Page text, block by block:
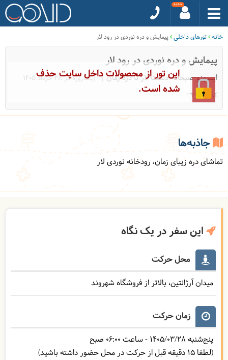
خانه تورهای داخلی پیمایش و دره نوردی در رود لار
پیمایش و دره نوردی در رود لار
ایسوزو-صبحانه-دشت لار تا دره زمان
|یک‌روزه در 28 خرداد 1405
کد: 32753
این تور از محصولات داخل سایت حذف
شده است.
جاذبه‌ها
تماشای دره زیبای زمان، رودخانه نوردی لار
این سفر در یک نگاه
محل حرکت
میدان آرژانتین، بالاتر از فروشگاه شهروند
زمان حرکت
پنج‌شنبه 1405/03/28 - ساعت 06:00 صبح
(لطفا 15 دقیقه قبل از حرکت در محل حضور داشته باشید)